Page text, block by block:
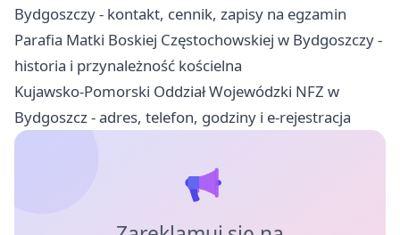
Bydgoszczy - kontakt, cennik, zapisy na egzamin
Parafia Matki Boskiej Częstochowskiej w Bydgoszczy -
historia i przynależność kościelna
Kujawsko-Pomorski Oddział Wojewódzki NFZ w
Bydgoszcz - adres, telefon, godziny i e-rejestracja